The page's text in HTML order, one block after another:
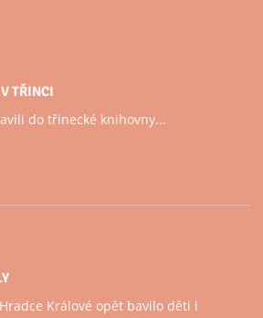
TŘINCI
do třinecké knihovny...
Králové opět bavilo děti i